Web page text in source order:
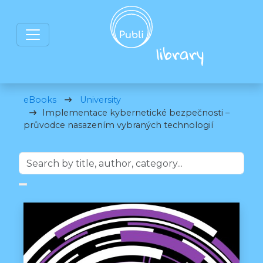
eBooks
University
Implementace kybernetické bezpečnosti –
průvodce nasazením vybraných technologií